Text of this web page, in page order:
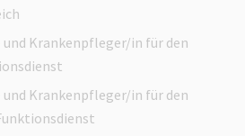
und Krankenpfleger/in für den
und Krankenpfleger/in für den